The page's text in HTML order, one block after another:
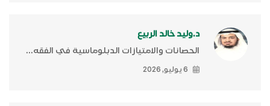
د.وليد خالد الربيع
الحصانات والامتيازات الدبلوماسية في الفقه...
6 يوليو, 2026